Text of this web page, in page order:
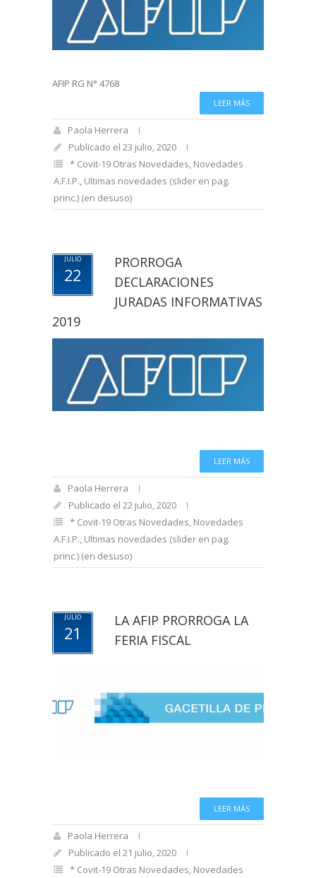
AFIP RG N° 4768
LEER MÁS
Paola Herrera
Publicado el 23 julio, 2020
* Covit-19 Otras Novedades, Novedades
A.F.I.P., Ultimas novedades (slider en pag.
princ.) (en desuso)
JULIO
22
PRORROGA
DECLARACIONES
JURADAS INFORMATIVAS
2019
LEER MÁS
Paola Herrera
Publicado el 22 julio, 2020
* Covit-19 Otras Novedades, Novedades
A.F.I.P., Ultimas novedades (slider en pag.
princ.) (en desuso)
JULIO
21
LA AFIP PRORROGA LA
FERIA FISCAL
LEER MÁS
Paola Herrera
Publicado el 21 julio, 2020
* Covit-19 Otras Novedades, Novedades